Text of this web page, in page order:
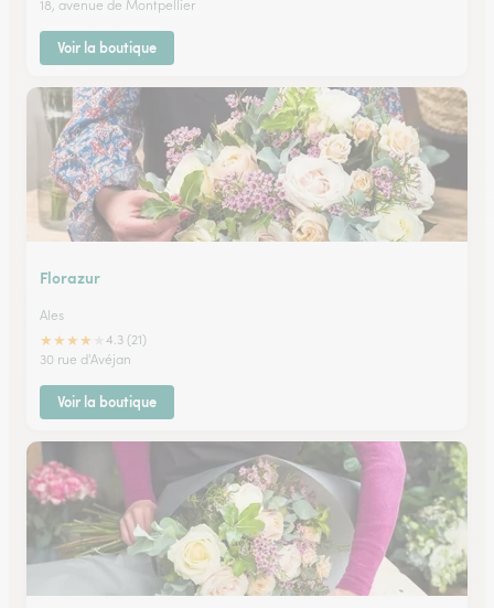
18, avenue de Montpellier
Voir la boutique
Florazur
Ales
★★★★
4.3 (21)
30 rue d'Avéjan
Voir la boutique